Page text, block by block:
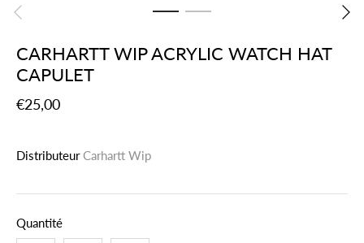
CARHARTT WIP ACRYLIC WATCH HAT
CAPULET
€25,00
Distributeur Carhartt Wip
Quantité